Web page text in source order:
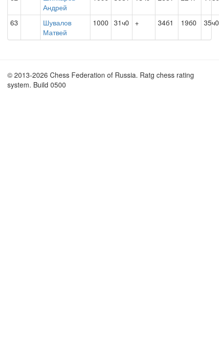
Андрей
63
Шувалов
Матвей
1000 31ч0 + 34б1 19б0 35ч0
© 2013-2026 Chess Federation of Russia. Ratg chess rating
system. Build 0500